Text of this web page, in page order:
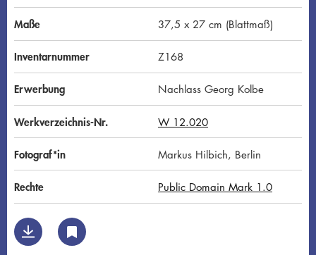
Maße 37,5 x 27 cm (Blattmaß)
Inventarnummer Z168
Erwerbung Nachlass Georg Kolbe
Werkverzeichnis-Nr. W 12.020
Fotograf*in Markus Hilbich, Berlin
Rechte Public Domain Mark 1.0